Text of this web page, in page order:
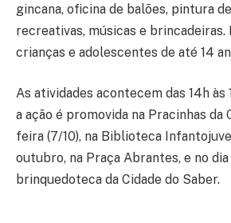
gincana, oficina de balões, pintura
recreativas, músicas e
crianças e adolescentes de até 14
As atividades acontecem das 14h às
a ação é promovida na Pracinhas da
feira (7/10), na Biblioteca
outubro, na Praça Abrantes, e no dia
brinquedoteca da Cidade do Saber.